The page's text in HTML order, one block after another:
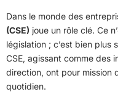
Dans le monde des
(CSE) joue un rôle clé. Ce
législation ; c’est bien plus
CSE, agissant comme des
direction, ont pour mission
quotidien.